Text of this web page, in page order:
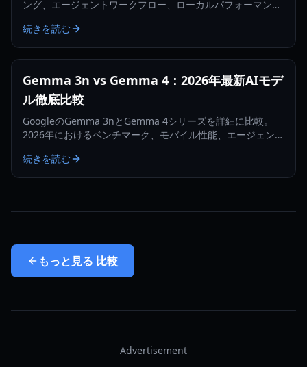
ング、エージェントワークフロー、ローカルパフォーマンス
続きを読む
Gemma 3n vs Gemma 4：2026年最新AIモデ
ル徹底比較
GoogleのGemma 3nとGemma 4シリーズを詳細に比較。
2026年におけるベンチマーク、モバイル性能、エージェント
続きを読む
もっと見る 比較
Advertisement